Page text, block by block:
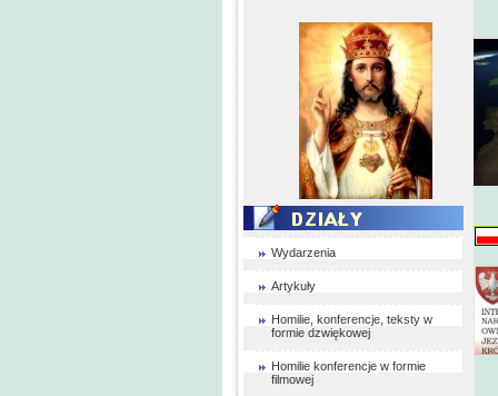
Wydarzenia
Artykuły
Homilie, konferencje, teksty w
formie dzwiękowej
Homilie konferencje w formie
filmowej